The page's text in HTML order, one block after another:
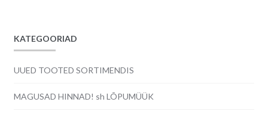
KATEGOORIAD
UUED TOOTED SORTIMENDIS
MAGUSAD HINNAD! sh LÕPUMÜÜK